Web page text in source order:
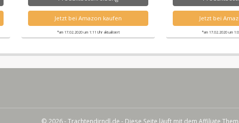
Jetzt bei Amazon kaufen
*am 17.02.2020 um 1:11 Uhr aktualisiert
Jetzt bei
*am 17.02.2020 um
© 2026 - Trachtendirndl.de - Diese Seite läuft mit dem Affiliate